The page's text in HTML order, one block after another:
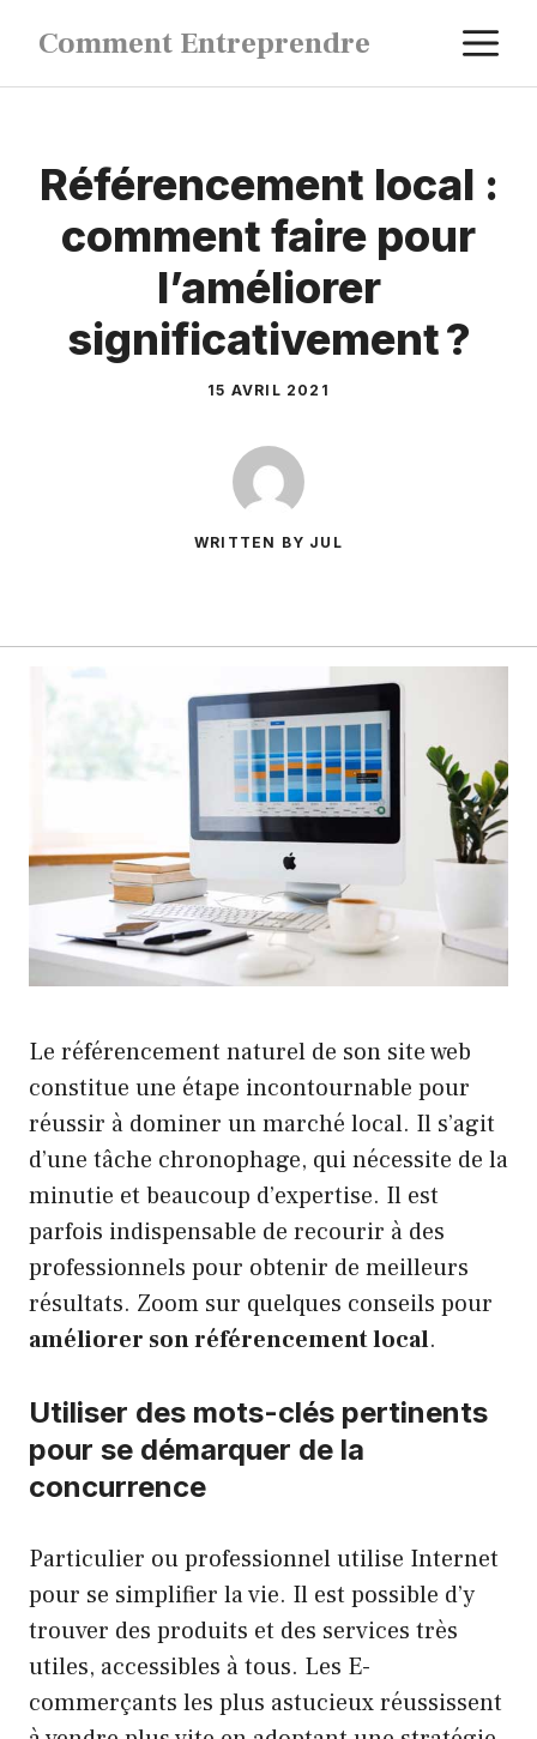
contenu
Comment Entreprendre
Référencement local :
comment faire pour
l’améliorer
significativement ?
15 AVRIL 2021
WRITTEN BY JUL
Le référencement naturel de son site web
constitue une étape incontournable pour
réussir à dominer un marché local. Il s’agit
d’une tâche chronophage, qui nécessite de la
minutie et beaucoup d’expertise. Il est
parfois indispensable de recourir à des
professionnels pour obtenir de meilleurs
résultats. Zoom sur quelques conseils pour
améliorer son référencement local.
Utiliser des mots-clés pertinents
pour se démarquer de la
concurrence
Particulier ou professionnel utilise Internet
pour se simplifier la vie. Il est possible d’y
trouver des produits et des services très
utiles, accessibles à tous. Les E-
commerçants les plus astucieux réussissent